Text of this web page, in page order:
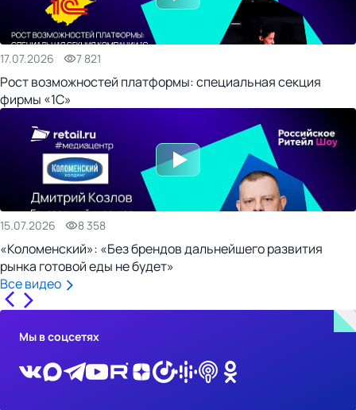
17.07.2026 7 821
Рост возможностей платформы: специальная секция
фирмы «1С»
15.07.2026 8 358
«Коломенский»: «Без брендов дальнейшего развития
рынка готовой еды не будет»
Все видео
Мы в соцсетях